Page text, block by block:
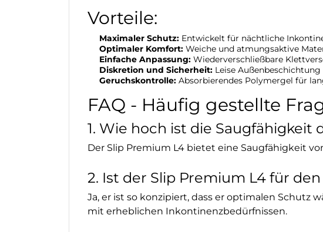
Vorteile:
Maximaler Schutz: Entwickelt für nächtliche
Optimaler Komfort: Weiche und atmungsaktive
Einfache Anpassung: Wiederverschließbare
Diskretion und Sicherheit: Leise
Geruchskontrolle: Absorbierendes Polymergel für
FAQ - Häufig gestellte
1. Wie hoch ist die Saugfähigkeit
Der Slip Premium L4 bietet eine Saugfähigkeit
2. Ist der Slip Premium L4 für
Ja, er ist so konzipiert, dass er optimalen Schutz
mit erheblichen Inkontinenzbedürfnissen.